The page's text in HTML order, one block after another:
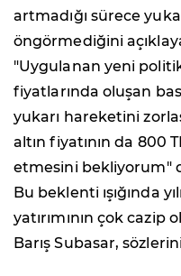
artmadığı sürece
öngörmediğini
"Uygulanan yeni
fiyatlarında oluşan
yukarı hareketini
altın fiyatının da 800
etmesini bekliyorum"
Bu beklenti ışığında
yatırımının çok cazip
Barış Subasar,